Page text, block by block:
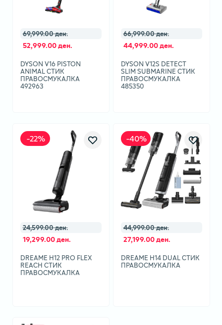
69,999.00 ден.
52,999.00 ден.
DYSON V16 PISTON
ANIMAL СТИК
ПРАВОСМУКАЛКА
492963
66,999.00 ден.
44,999.00 ден.
DYSON V12S DETECT
SLIM SUBMARINE СТИК
ПРАВОСМУКАЛКА
485350
-22%
24,599.00 ден.
19,299.00 ден.
DREAME H12 PRO FLEX
REACH СТИК
ПРАВОСМУКАЛКА
-40%
44,999.00 ден.
27,199.00 ден.
DREAME H14 DUAL СТИК
ПРАВОСМУКАЛКА